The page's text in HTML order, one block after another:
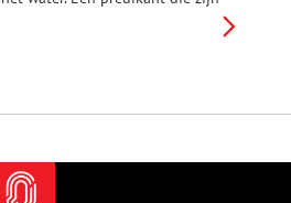
echt zijn lintje in de plas?